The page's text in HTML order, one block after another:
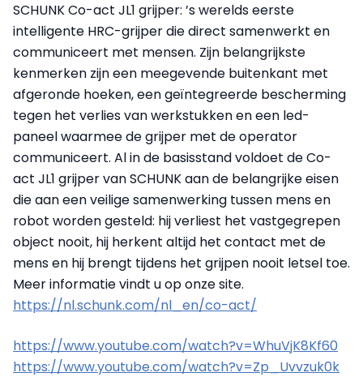
SCHUNK Co-act JL1 grijper: ’s werelds eerste
intelligente HRC-grijper die direct samenwerkt en
communiceert met mensen. Zijn belangrijkste
kenmerken zijn een meegevende buitenkant met
afgeronde hoeken, een geïntegreerde bescherming
tegen het verlies van werkstukken en een led-
paneel waarmee de grijper met de operator
communiceert. Al in de basisstand voldoet de Co-
act JL1 grijper van SCHUNK aan de belangrijke eisen
die aan een veilige samenwerking tussen mens en
robot worden gesteld: hij verliest het vastgegrepen
object nooit, hij herkent altijd het contact met de
mens en hij brengt tijdens het grijpen nooit letsel toe.
Meer informatie vindt u op onze site.
https://nl.schunk.com/nl_en/co-act/
https://www.youtube.com/watch?v=WhuVjK8Kf60
https://www.youtube.com/watch?v=Zp_Uvvzuk0k